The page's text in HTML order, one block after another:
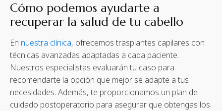
Cómo podemos ayudarte a
recuperar la salud de tu cabello
En nuestra clínica, ofrecemos trasplantes capilares con
técnicas avanzadas adaptadas a cada paciente.
Nuestros especialistas evaluarán tu caso para
recomendarte la opción que mejor se adapte a tus
necesidades. Además, te proporcionamos un plan de
cuidado postoperatorio para asegurar que obtengas los